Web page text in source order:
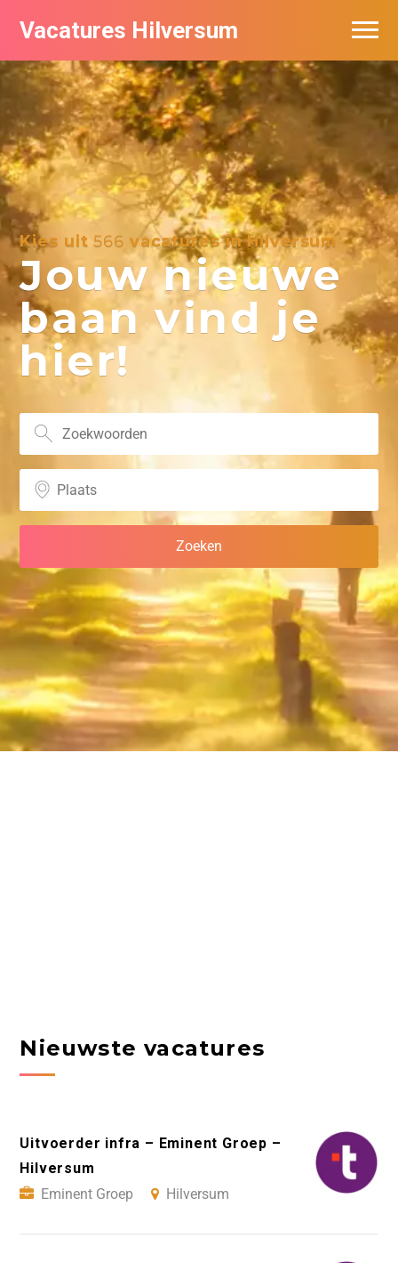
Vacatures Hilversum
Kies uit566 vacatures in Hilversum
Jouw nieuwe
baan vind je
hier!
Nieuwste vacatures
Uitvoerder infra – Eminent Groep –
Hilversum
Eminent Groep
Hilversum
Vacatures per bedrijf in Hilversum
De populairste vacatures in Hilversum